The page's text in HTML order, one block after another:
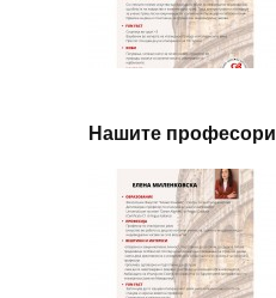
Нашите професори